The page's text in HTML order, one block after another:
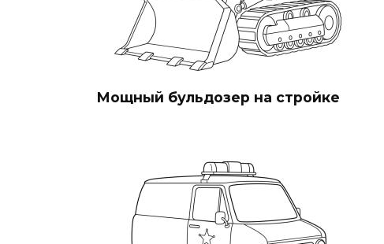
Мощный бульдозер на стройке